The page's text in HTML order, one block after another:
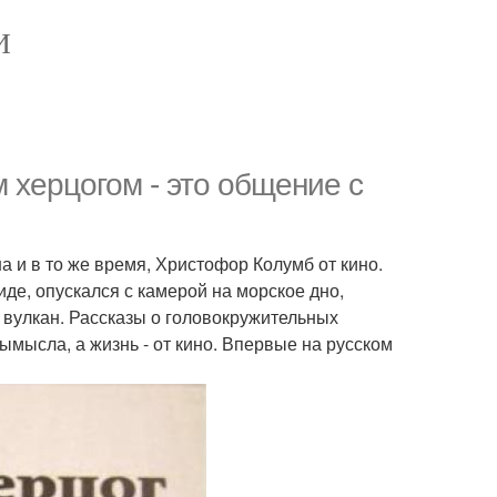
- это общение с
и в то же время, Христофор Колумб от кино.
опускался с камерой на морское дно,
Рассказы о головокружительных
а жизнь - от кино. Впервые на русском